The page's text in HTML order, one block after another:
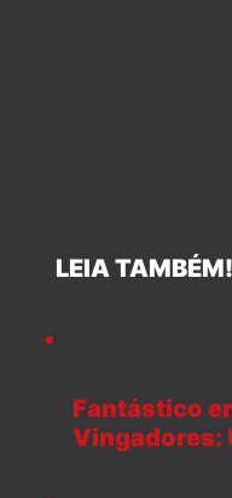
LEIA TAMBÉM!
Fantástico
Vingadores: